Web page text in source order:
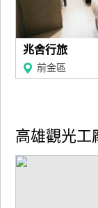
兆舍行旅
前金區
高雄觀光工